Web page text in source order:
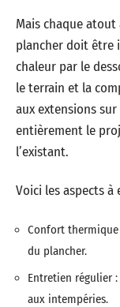
Mais chaque
plancher doit être
chaleur par le
le terrain et la
aux extensions
entièrement le
l’existant.
Voici les aspects à
Confort
du plancher.
Entretien régulier
aux intempéries.